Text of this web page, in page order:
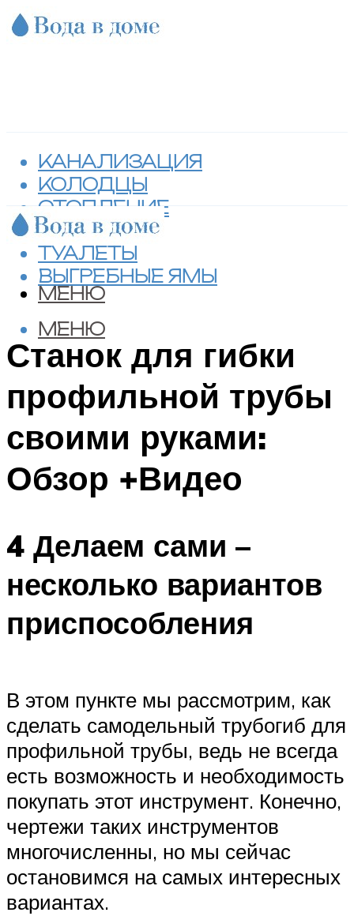
КАНАЛИЗАЦИЯ
КОЛОДЦЫ
ОТОПЛЕНИЕ
СЕПТИКИ
ТУАЛЕТЫ
ВЫГРЕБНЫЕ ЯМЫ
МЕНЮ
МЕНЮ
Станок для гибки
профильной трубы
своими руками:
Обзор +Видео
4 Делаем сами –
несколько вариантов
приспособления
В этом пункте мы рассмотрим, как
сделать самодельный трубогиб для
профильной трубы, ведь не всегда
есть возможность и необходимость
покупать этот инструмент. Конечно,
чертежи таких инструментов
многочисленны, но мы сейчас
остановимся на самых интересных
вариантах.